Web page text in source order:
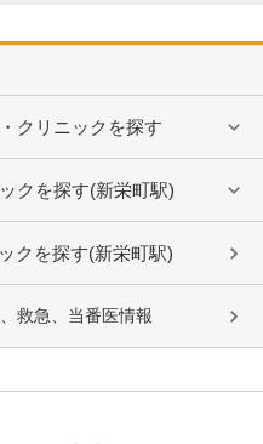
クリニックを探す
クを探す(新栄町駅)
クを探す(新栄町駅)
救急、当番医情報